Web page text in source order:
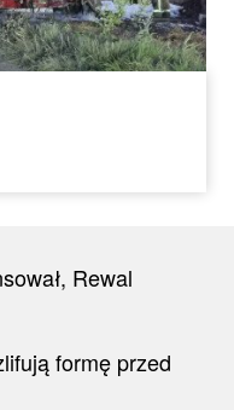
Rewal
formę przed